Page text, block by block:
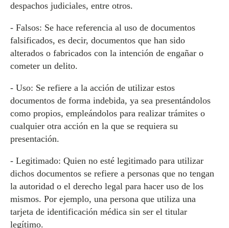
despachos judiciales, entre otros.
- Falsos: Se hace referencia al uso de documentos
falsificados, es decir, documentos que han sido
alterados o fabricados con la intención de engañar o
cometer un delito.
- Uso: Se refiere a la acción de utilizar estos
documentos de forma indebida, ya sea presentándolos
como propios, empleándolos para realizar trámites o
cualquier otra acción en la que se requiera su
presentación.
- Legitimado: Quien no esté legitimado para utilizar
dichos documentos se refiere a personas que no tengan
la autoridad o el derecho legal para hacer uso de los
mismos. Por ejemplo, una persona que utiliza una
tarjeta de identificación médica sin ser el titular
legítimo.